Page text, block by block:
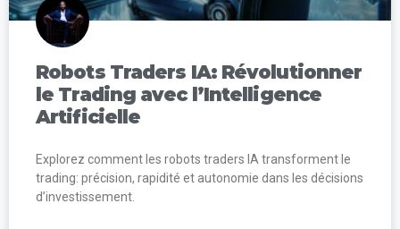
Robots Traders IA: Révolutionner
le Trading avec l’Intelligence
Artificielle
Explorez comment les robots traders IA transforment le
trading: précision, rapidité et autonomie dans les décisions
d’investissement.